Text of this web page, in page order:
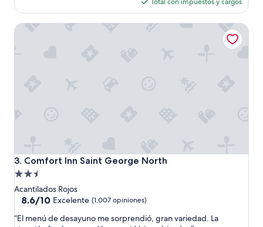
es
de
3. Comfort Inn Saint George North
Comfort Inn Saint George North
Propiedad
de
2.5
Acantilados Rojos
8.6
10,
8.6/10 Excelente (1,007 opiniones)
““El menú de desayuno me sorprendió, gran variedad. La
Comfort Inn Saint George North